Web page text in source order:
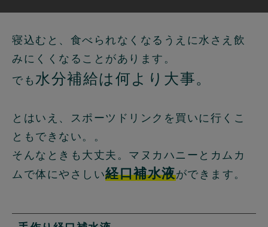
寝込むと、食べられなくなるうえに水さえ飲
みにくくなることがあります。
でも水分補給は何より大事。
とはいえ、スポーツドリンクを買いに行くこ
ともできない。。
そんなときも大丈夫。マヌカハニーとカムカ
ムで体にやさしい経口補水液ができます。